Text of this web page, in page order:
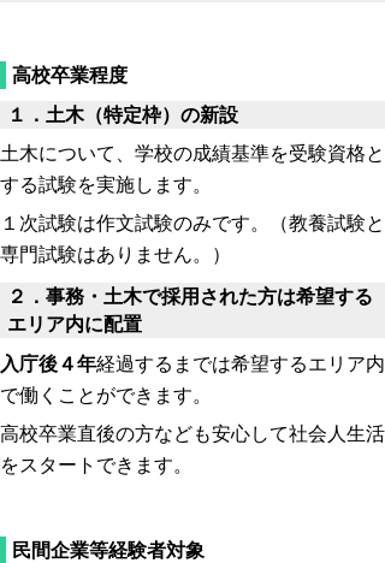
高校卒業程度
１．土木（特定枠）の新設
土木について、学校の成績基準を受験資格と
する試験を実施します。
１次試験は作文試験のみです。（教養試験と
専門試験はありません。）
２．事務・土木で採用された方は希望する
エリア内に配置
入庁後４年経過するまでは希望するエリア内
で働くことができます。
高校卒業直後の方なども安心して社会人生活
をスタートできます。
民間企業等経験者対象